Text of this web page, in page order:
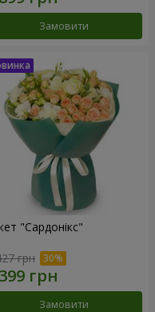
Замовити
"Сардонікс"
грн
Замовити